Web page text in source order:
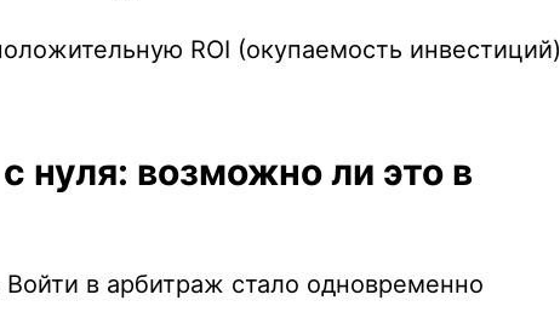
ROI (окупаемость инвестиций)
нуля: возможно ли это в
в арбитраж стало одновременно